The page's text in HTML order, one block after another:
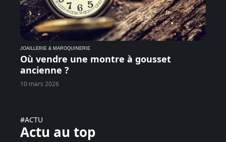
JOAILLERIE & MAROQUINERIE
Où vendre une montre à gousset
ancienne ?
10 mars 2026
#ACTU
Actu au top